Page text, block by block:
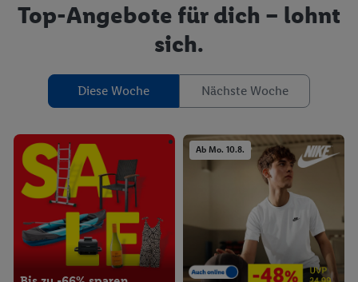
Top-Angebote für dich – lohnt
sich.
Diese Woche Nächste Woche
Ab Mo. 10.8.